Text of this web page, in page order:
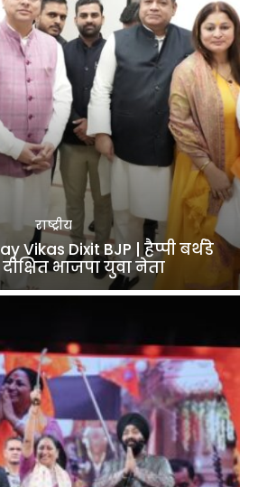
राष्ट्रीय
Vikas Dixit BJP | हैप्पी बर्थडे
भाजपा युवा नेता